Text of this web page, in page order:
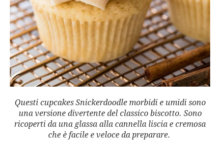
Questi cupcakes Snickerdoodle morbidi e umidi sono
una versione divertente del classico biscotto. Sono
ricoperti da una glassa alla cannella liscia e cremosa
che è facile e veloce da preparare.